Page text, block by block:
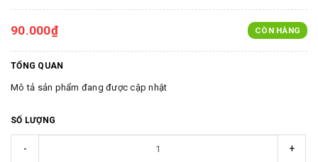
90.000₫ CÒN HÀNG
TỔNG QUAN
Mô tả sản phẩm đang được cập nhật
SỐ LƯỢNG
- +